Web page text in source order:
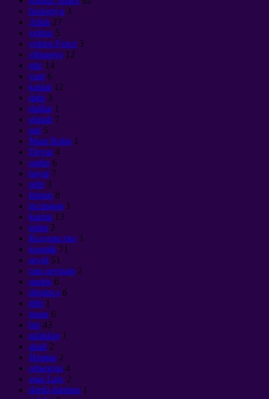
biologiya 3
Allah 27
vektor 5
vektor Force 3
vibrasiya 12
güc 14
vaxt 6
kainat 12
dahi 3
dağlar 1
günah 7
pul 5
Maat Ruhu 1
Devas 4
qadın 6
həyat 7
sehr 3
hüquq 8
incəsənət 1
karma 13
iqlim 2
Колдовство 1
kosmik 71
sevgi 51
onu sevirəm 2
matris 6
düşüncə 6
tibb 1
insan 6
biz 43
təfəkkür 1
əhali 2
Нервы 2
объекты 4
əsas Law 2
dərdə dərman 1